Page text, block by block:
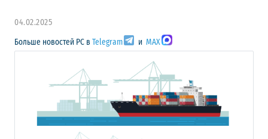
04.02.2025
Больше новостей РС в Telegram и MAX